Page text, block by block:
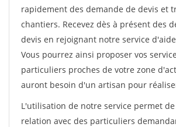
rapidement des demande de devis et
chantiers. Recevez dès à présent des
devis en rejoignant notre service
Vous pourrez ainsi proposer vos
particuliers proches de votre zone
auront besoin d'un artisan pour
L'utilisation de notre service permet
relation avec des particuliers